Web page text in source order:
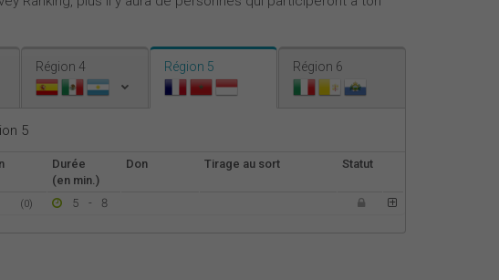
Région 4 Région 5 Région 6
5
Durée
(en min.)
Don Tirage au sort Statut
(0) 5 - 8
Español